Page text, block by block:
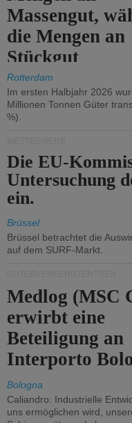
Massengut,
die Mengen an
Stückgut
zurückgingen.
Rotterdam
Im ersten Halbjahr 2026
Millionen Tonnen Güter
%).
Die EU-
Untersuchung
ein.
Brüssel
Brüssel betrachtet die
auf dem SURF-Markt.
Medlog (MSC
erwirbt eine
Beteiligung an
Interporto
Bologna
Caliandro: Industrielle
uns ermöglichen wird,